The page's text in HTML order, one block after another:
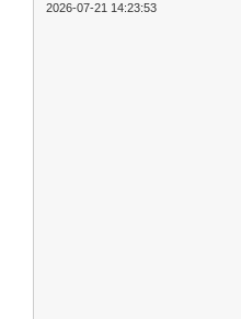
2026-07-21 14:23:53